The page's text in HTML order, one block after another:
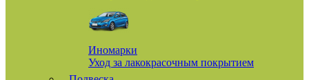
Иномарки
Уход за лакокрасочным покрытием